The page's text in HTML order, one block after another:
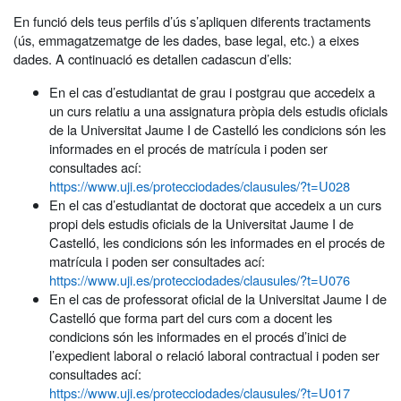
En funció dels teus perfils d’ús s’apliquen diferents tractaments
(ús, emmagatzematge de les dades, base legal, etc.) a eixes
dades. A continuació es detallen cadascun d’ells:
En el cas d’estudiantat de grau i postgrau que accedeix a
un curs relatiu a una assignatura pròpia dels estudis oficials
de la Universitat Jaume I de Castelló les condicions són les
informades en el procés de matrícula i poden ser
consultades ací:
https://www.uji.es/protecciodades/clausules/?t=U028
En el cas d’estudiantat de doctorat que accedeix a un curs
propi dels estudis oficials de la Universitat Jaume I de
Castelló, les condicions són les informades en el procés de
matrícula i poden ser consultades ací:
https://www.uji.es/protecciodades/clausules/?t=U076
En el cas de professorat oficial de la Universitat Jaume I de
Castelló que forma part del curs com a docent les
condicions són les informades en el procés d’inici de
l’expedient laboral o relació laboral contractual i poden ser
consultades ací:
https://www.uji.es/protecciodades/clausules/?t=U017